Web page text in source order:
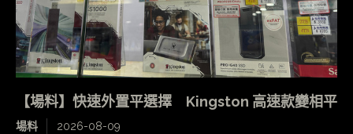
【場料】快速外置平選擇 Kingston 高速款變相平
場料 2026-08-09